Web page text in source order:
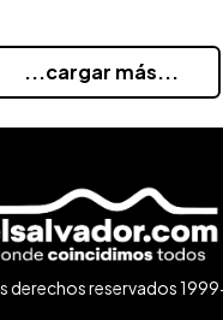
...cargar más...
derechos reservados